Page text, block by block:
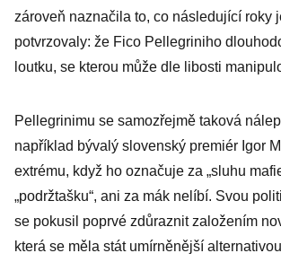
zároveň naznačila to, co následující roky
potvrzovaly: že Fico Pellegriniho
loutku, se kterou může dle libosti
Pellegrinimu se samozřejmě taková
například bývalý slovenský premiér Igor
extrému, když ho označuje za „sluhu
„podržtašku“, ani za mák nelíbí. Svou
se pokusil poprvé zdůraznit založením
která se měla stát umírněnější alternativou